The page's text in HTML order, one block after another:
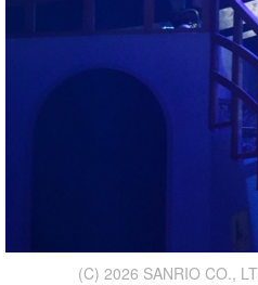
(C) 2026 SANRIO CO.,